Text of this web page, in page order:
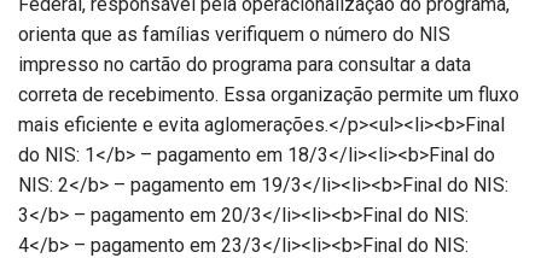
orienta que as famílias verifiquem o número do NIS
impresso no cartão do programa para consultar a data
correta de recebimento. Essa organização permite um fluxo
mais eficiente e evita aglomerações.</p><ul><li><b>Final
do NIS: 1</b> – pagamento em 18/3</li><li><b>Final do
NIS: 2</b> – pagamento em 19/3</li><li><b>Final do NIS:
3</b> – pagamento em 20/3</li><li><b>Final do NIS:
4</b> – pagamento em 23/3</li><li><b>Final do NIS: